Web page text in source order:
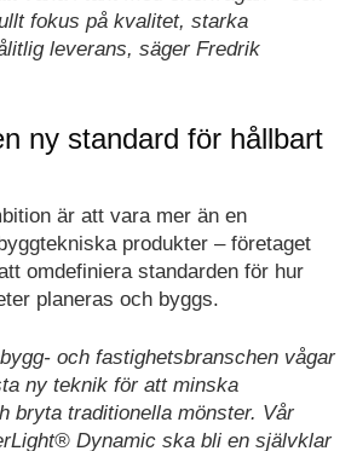
fokus på kvalitet, starka
leverans, säger Fredrik
ny standard för hållbart
är att vara mer än en
produkter – företaget
omdefiniera standarden för hur
planeras och byggs.
och fastighetsbranschen vågar
ny teknik för att minska
bryta traditionella mönster. Vår
Dynamic ska bli en självklar